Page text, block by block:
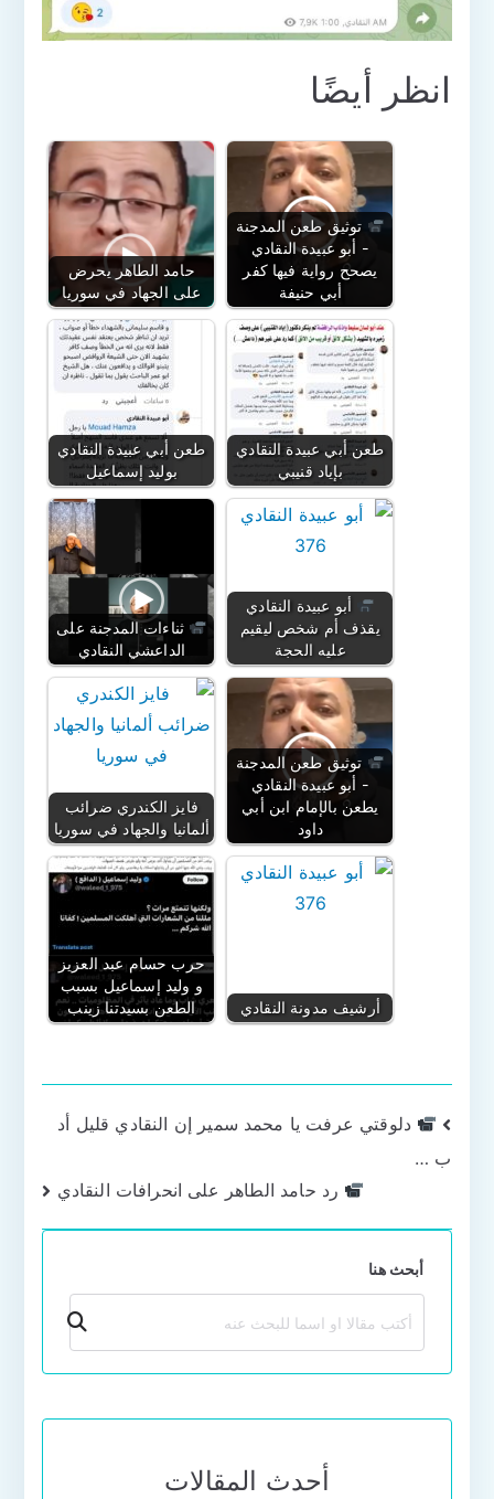
انظر أيضًا
حامد الطاهر يحرض
على الجهاد في سوريا
توثيق طعن المدجنة
- أبو عبيدة النقادي
يصحح رواية فيها كفر
أبي حنيفة
طعن أبي عبيدة النقادي
بوليد إسماعيل
طعن أبي عبيدة النقادي
بإياد قنيبي
ثناءات المدجنة على
الداعشي النقادي
أبو عبيدة النقادي
يقذف أم شخص ليقيم
عليه الحجة
فايز الكندري ضرائب
ألمانيا والجهاد في سوريا
توثيق طعن المدجنة
- أبو عبيدة النقادي
يطعن بالإمام ابن أبي
داود
حرب حسام عبد العزيز
و وليد إسماعيل بسبب
الطعن بسيدتنا زينب
أرشيف مدونة النقادي
تصفّح
المقالات
دلوقتي عرفت يا محمد سمير إن النقادي قليل أد
ب …
رد حامد الطاهر على انحرافات النقادي
أبحث هنا
بحث
أحدث المقالات